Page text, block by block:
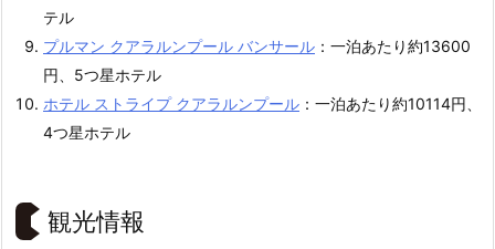
テル
プルマン クアラルンプール バンサール ：一泊あたり約13600
円、5つ星ホテル
ホテル ストライプ クアラルンプール ：一泊あたり約10114円、
4つ星ホテル
観光情報